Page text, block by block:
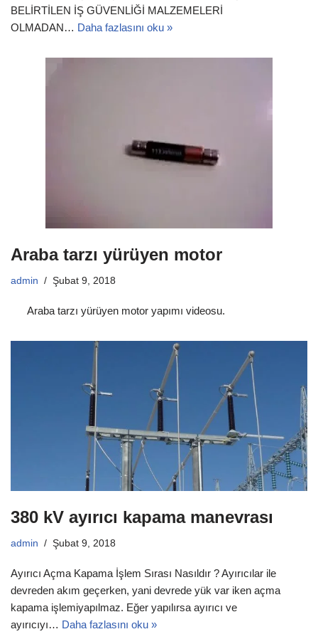
BELİRTİLEN İŞ GÜVENLİĞİ MALZEMELERİ
OLMADAN… Daha fazlasını oku »
Araba tarzı yürüyen motor
admin Şubat 9, 2018
Araba tarzı yürüyen motor yapımı videosu.
380 kV ayırıcı kapama manevrası
admin Şubat 9, 2018
Ayırıcı Açma Kapama İşlem Sırası Nasıldır ? Ayırıcılar ile
devreden akım geçerken, yani devrede yük var iken açma
kapama işlemiyapılmaz. Eğer yapılırsa ayırıcı ve
ayırıcıyı… Daha fazlasını oku »